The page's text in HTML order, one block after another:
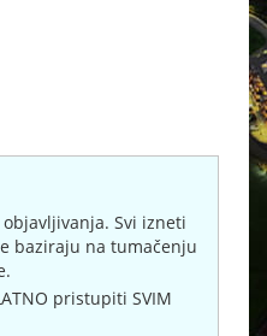
Svi izneti
baziraju na tumačenju
pristupiti SVIM